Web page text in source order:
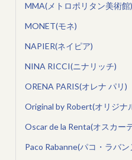
MMA(メトロポリタン美術館)
MONET(モネ)
NAPIER(ネイピア)
NINA RICCI(ニナリッチ)
ORENA PARIS(オレナ パリ)
Original by Robert(オリジナ
Oscar de la Renta(オスカー
Paco Rabanne(パコ・ラバン